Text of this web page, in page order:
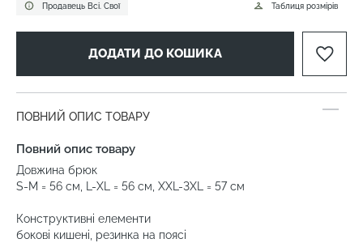
Продавець Всі. Свої Таблиця розмірів
ДОДАТИ ДО КОШИКА
ПОВНИЙ ОПИС ТОВАРУ
Повний опис товару
Довжина брюк
S-M = 56 см, L-XL = 56 см, XXL-3XL = 57 см
Конструктивні елементи
бокові кишені, резинка на поясі